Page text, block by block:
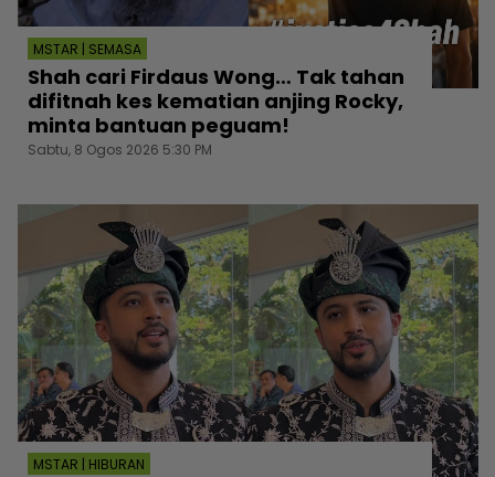
MSTAR | SEMASA
Shah cari Firdaus Wong… Tak tahan
difitnah kes kematian anjing Rocky,
minta bantuan peguam!
Sabtu, 8 Ogos 2026 5:30 PM
MSTAR | HIBURAN